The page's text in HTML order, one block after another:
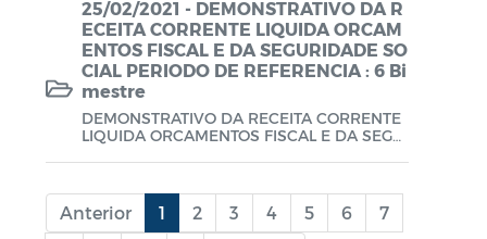
eiro a Dezembro de 2020.
25/02/2021 - DEMONSTRATIVO DA R
ECEITA CORRENTE LIQUIDA ORCAM
ENTOS FISCAL E DA SEGURIDADE SO
CIAL PERIODO DE REFERENCIA : 6 Bi
mestre
DEMONSTRATIVO DA RECEITA CORRENTE
LIQUIDA ORCAMENTOS FISCAL E DA SEGU
Anterior 1 2 3 4 5 6
7